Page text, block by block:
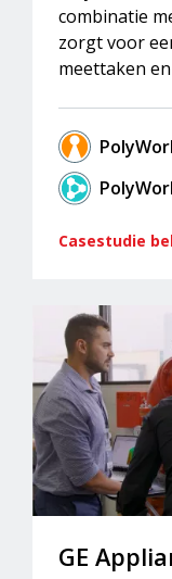
combinatie
zorgt voor
meettaken
Casestudie
GE